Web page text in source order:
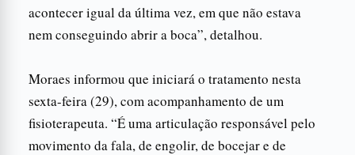
acontecer igual da última vez, em que não estava
nem conseguindo abrir a boca”, detalhou.
Moraes informou que iniciará o tratamento nesta
sexta-feira (29), com acompanhamento de um
fisioterapeuta. “É uma articulação responsável pelo
movimento da fala, de engolir, de bocejar e de